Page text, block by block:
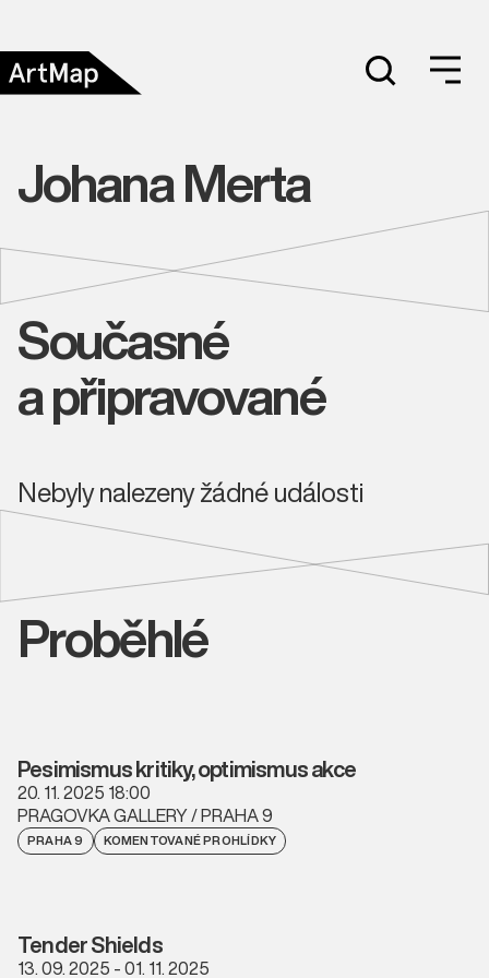
Johana Merta
Současné
a připravované
Nebyly nalezeny žádné události
Proběhlé
Pesimismus kritiky, optimismus akce
20. 11. 2025 18:00
PRAGOVKA GALLERY / PRAHA 9
PRAHA 9 KOMENTOVANÉ PROHLÍDKY
Tender Shields
13. 09. 2025 - 01. 11. 2025